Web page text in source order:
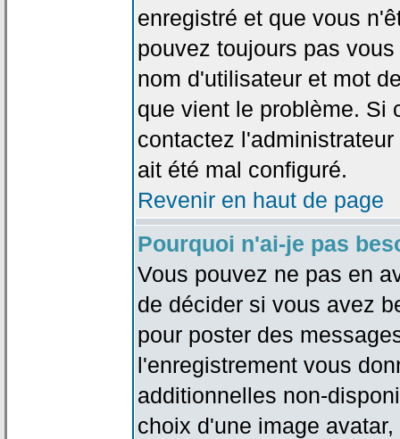
enregistré et que vous
pouvez toujours pas
nom d'utilisateur et mot
que vient le problème. Si
contactez
ait été mal configuré.
Revenir en haut de page
Pourquoi n'ai-je pas
Vous pouvez ne pas en
de décider si vous avez
pour poster des
l'enregistrement vous
additionnelles non-
choix d'une image